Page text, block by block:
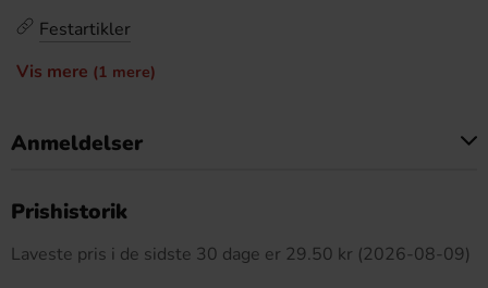
Festartikler
Vis mere (1 mere)
Anmeldelser
Prishistorik
Laveste pris i de sidste 30 dage er 29.50 kr (2026-08-09)